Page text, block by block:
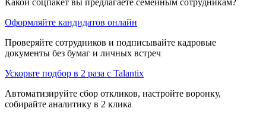
Оформляйте кандидатов онлайн
Проверяйте сотрудников и подписывайте кадровые
документы без бумаг и личных встреч
Ускорьте подбор в 2 раза с Talantix
Автоматизируйте сбор откликов, настройте воронку,
собирайте аналитику в 2 клика